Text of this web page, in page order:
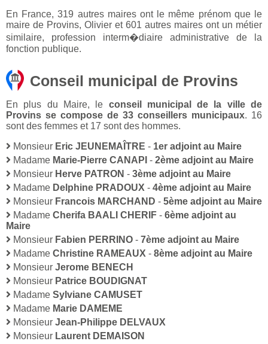
En France, 319 autres maires ont le même prénom que le
maire de Provins, Olivier et 601 autres maires ont un métier
similaire, profession interm�diaire administrative de la
fonction publique.
Conseil municipal de Provins
En plus du Maire, le conseil municipal de la ville de
Provins se compose de 33 conseillers municipaux. 16
sont des femmes et 17 sont des hommes.
Monsieur Eric JEUNEMAÎTRE - 1er adjoint au Maire
Madame Marie-Pierre CANAPI - 2ème adjoint au Maire
Monsieur Herve PATRON - 3ème adjoint au Maire
Madame Delphine PRADOUX - 4ème adjoint au Maire
Monsieur Francois MARCHAND - 5ème adjoint au Maire
Madame Cherifa BAALI CHERIF - 6ème adjoint au
Maire
Monsieur Fabien PERRINO - 7ème adjoint au Maire
Madame Christine RAMEAUX - 8ème adjoint au Maire
Monsieur Jerome BENECH
Monsieur Patrice BOUDIGNAT
Madame Sylviane CAMUSET
Madame Marie DAMEME
Monsieur Jean-Philippe DELVAUX
Monsieur Laurent DEMAISON